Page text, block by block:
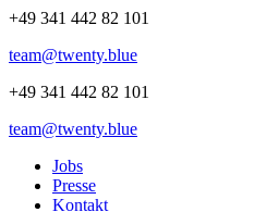
+49 341 442 82 101
team@twenty.blue
+49 341 442 82 101
team@twenty.blue
Jobs
Presse
Kontakt